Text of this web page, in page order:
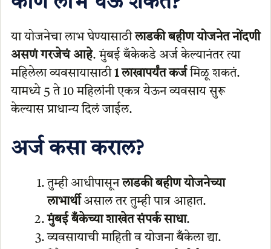
या योजनेचा लाभ घेण्यासाठीलाडकी बहीण योजनेत नोंदणी
असणं गरजेचं आहे. मुंबई बँकेकडे अर्ज केल्यानंतर त्या
महिलेला व्यवसायासाठी 1 लाखापर्यंत कर्जमिळू शकतं.
यामध्ये 5 ते 10 महिलांनी एकत्र येऊन व्यवसाय सुरू
केल्यास प्राधान्य दिलं जाईल.
अर्ज कसा कराल?
तुम्ही आधीपासूनलाडकी बहीण योजनेच्या
लाभार्थीअसाल तर तुम्ही पात्र आहात.
मुंबई बँकेच्या शाखेत संपर्क साधा.
व्यवसायाची माहिती व योजना बँकेला द्या.